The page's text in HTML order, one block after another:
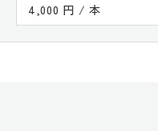
4,000 円 / 本